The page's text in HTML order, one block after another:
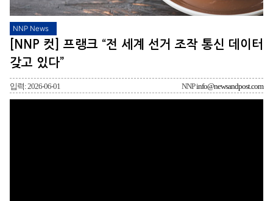
NNP News
[NNP 컷] 프랭크 “전 세계 선거 조작 통신 데이터
갖고 있다”
입력: 2026-06-01 NNPinfo@newsandpost.com